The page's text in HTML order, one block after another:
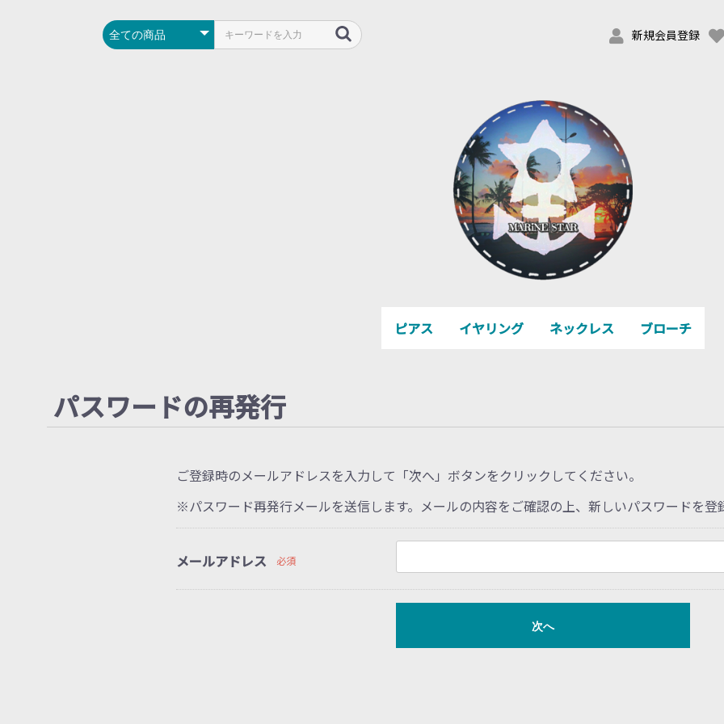
新規会員登録
ピアス イヤリング ネックレス ブローチ
パスワードの再発行
ご登録時のメールアドレスを入力して「次へ」ボタンをクリックしてください。
※パスワード再発行メールを送信します。メールの内容をご確認の上、新しいパスワードを登
メールアドレス 必須
次へ